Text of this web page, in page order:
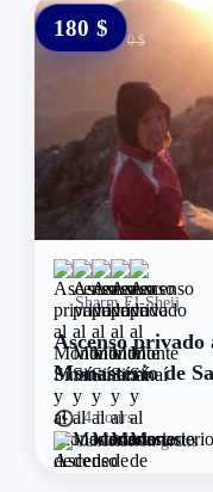
180 $ 0 $
Sharm El-Sheij
Ascenso
Monasterio de
14 hours
Cancelación gratis